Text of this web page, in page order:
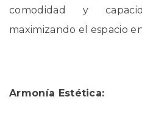
comodidad y
maximizando el espacio
Armonía Estética: